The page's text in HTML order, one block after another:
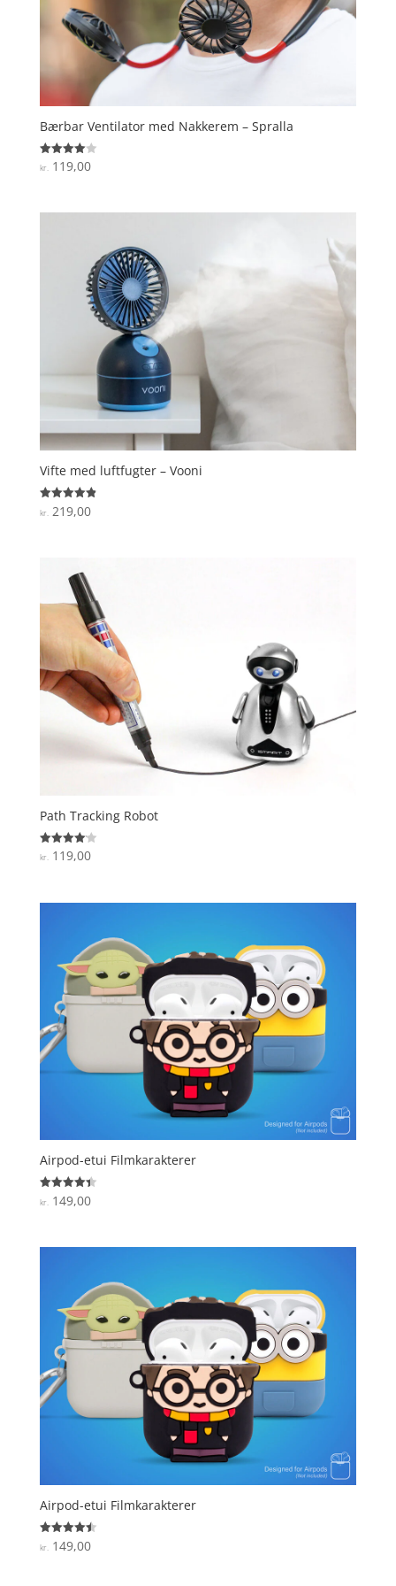
Bærbar Ventilator med Nakkerem – Spralla
Vurderet
4
kr.119,00
Vifte med luftfugter – Vooni
Vurderet
4.9
kr.219,00
Path Tracking Robot
Vurderet
4.1
kr.119,00
Airpod-etui Filmkarakterer
Vurderet
4.4
kr.149,00
Airpod-etui Filmkarakterer
Vurderet
4.5
kr. 149,00